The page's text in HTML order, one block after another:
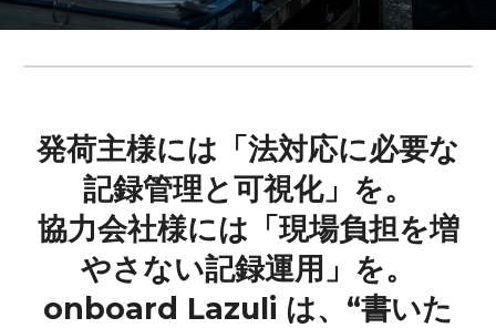
発荷主様には「法対応に必要な
記録管理と可視化」を。
協力会社様には「現場負担を増
やさない記録運用」を。
onboard Lazuli は、“書いた